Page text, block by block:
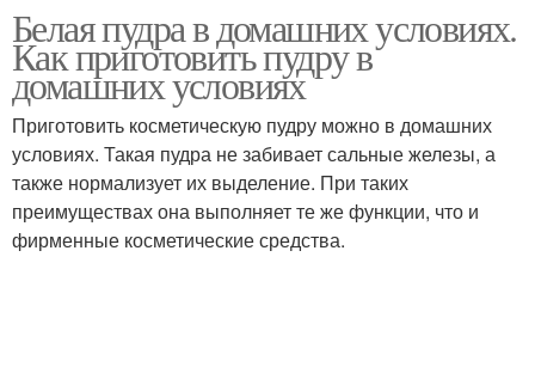
Рисовая пудра Овсяная пудра
Пудры для лица Прозрачная пудра
Белая пудра в домашних условиях.
Как приготовить пудру в
домашних условиях
Приготовить косметическую пудру можно в домашних
условиях. Такая пудра не забивает сальные железы, а
также нормализует их выделение. При таких
преимуществах она выполняет те же функции, что и
фирменные косметические средства.